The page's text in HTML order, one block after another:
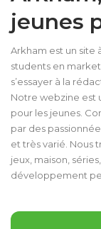
jeunes
Arkham est un
students en
s’essayer à la
Notre webzine est
pour les jeunes.
par des
et très varié. Nous
jeux, maison,
développement